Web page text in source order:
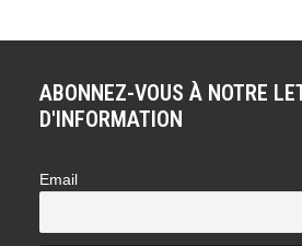
ABONNEZ-VOUS À NOTRE
D'INFORMATION
Email